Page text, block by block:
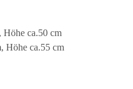
Höhe ca.50 cm
Höhe ca.55 cm